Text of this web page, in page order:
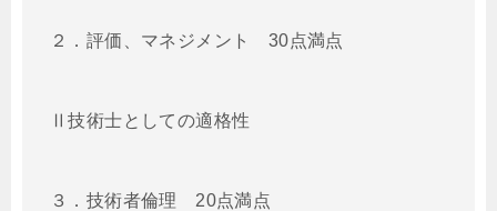
２．評価、マネジメント 30点満点
Ⅱ技術士としての適格性
３．技術者倫理 20点満点